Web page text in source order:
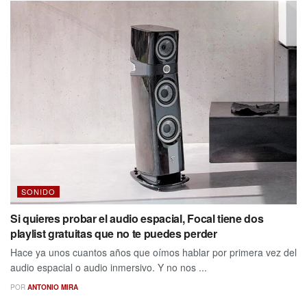
SONIDO
Si quieres probar el audio espacial, Focal tiene dos
playlist gratuitas que no te puedes perder
Hace ya unos cuantos años que oímos hablar por primera vez del
audio espacial o audio inmersivo. Y no nos ...
POR ANTONIO MIRA